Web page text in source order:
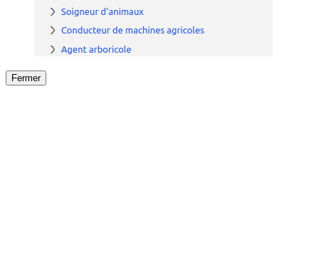
Fermer